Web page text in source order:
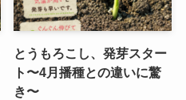
とうもろこし、発芽スター
ト〜4月播種との違いに驚
き〜